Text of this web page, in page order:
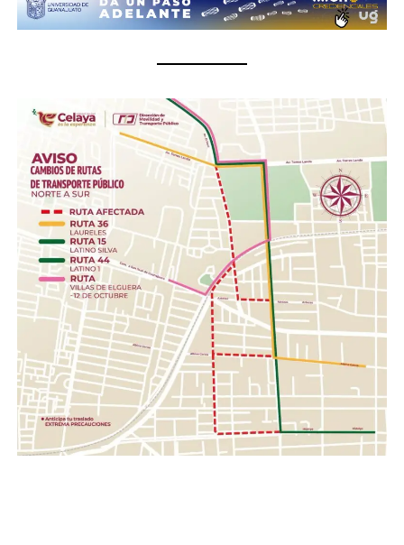
¿Qué se puede donar?
Insumos de limpieza.- Aromatizante, detergente,
cloro, desinfectantes, escobas, trapeadores,
cubetas, jergas.
Higiene personal.- Shampoo, pasta dental, jabón de
barra, toallas húmedas, toallas sanitarias, rastrillos.
Herramientas .- Pala, pico, guantes, linternas,
cascos, pilas.
Con esta acción, el Gobierno de la Gente, a través del
Sistema DIF Estatal Guanajuato y el Voluntariado de la
Gente, fortalece los valores de solidaridad, empatía y
unión entre las familias guanajuatenses, impulsando una
red de apoyo que permita llevar esperanza y ayuda a
quienes hoy enfrentan una de las situaciones más
complejas de su historia reciente.